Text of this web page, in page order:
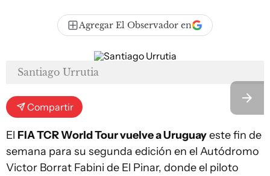
Agregar El Observador en
Santiago Urrutia
Compartir
El FIA TCR World Tour vuelve a Uruguayeste fin de
semana para su segunda edición en el Autódromo
Victor Borrat Fabini de El Pinar, donde el piloto